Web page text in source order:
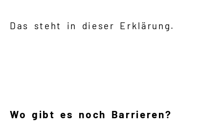
Das steht in dieser Erklärung.
Wo gibt es noch Barrieren?